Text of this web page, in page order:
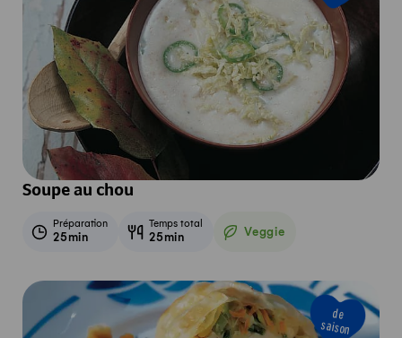
Soupe au chou
Préparation
25min
Temps total
25min Veggie
Veggie
de
saison